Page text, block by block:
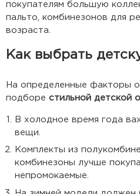
покупателям большую
пальто, комбинезонов для
возраста.
Как выбрать
На определенные факторы
подборе стильной детской
В холодное время года
вещи.
Комплекты из
комбинезоны лучше
непромокаемые.